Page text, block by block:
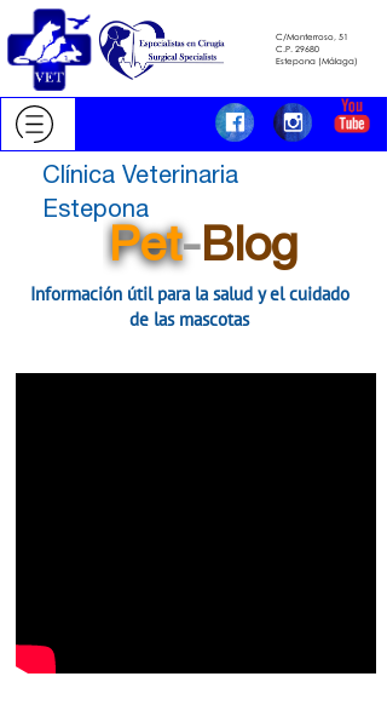
C/Monterroso, 51
C.P. 29680
​​​​​​​Estepona (Málaga)
Pet-Blog
Información útil para la salud y el cuidado
de las mascotas
Clínica Veterinaria
Estepona